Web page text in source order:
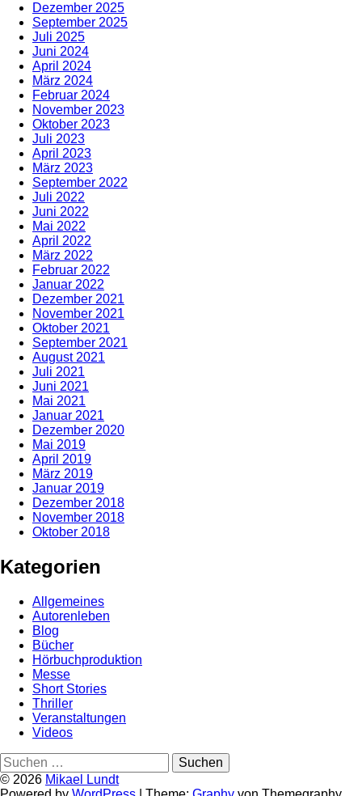
Dezember 2025
September 2025
Juli 2025
Juni 2024
April 2024
März 2024
Februar 2024
November 2023
Oktober 2023
Juli 2023
April 2023
März 2023
September 2022
Juli 2022
Juni 2022
Mai 2022
April 2022
März 2022
Februar 2022
Januar 2022
Dezember 2021
November 2021
Oktober 2021
September 2021
August 2021
Juli 2021
Juni 2021
Mai 2021
Januar 2021
Dezember 2020
Mai 2019
April 2019
März 2019
Januar 2019
Dezember 2018
November 2018
Oktober 2018
Kategorien
Allgemeines
Autorenleben
Blog
Bücher
Hörbuchproduktion
Messe
Short Stories
Thriller
Veranstaltungen
Videos
Suchen
nach:
© 2026 Mikael Lundt